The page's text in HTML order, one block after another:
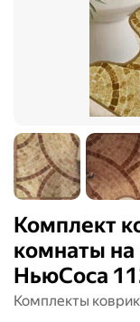
Комплект
комнаты на
НьюСоса
Комплекты